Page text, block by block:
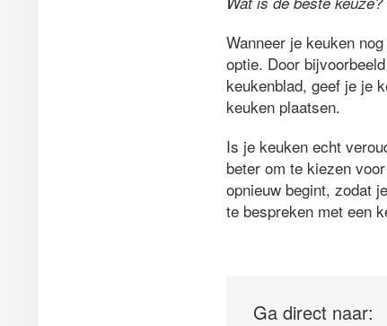
Wanneer je keuken
optie. Door
keukenblad, geef je je
keuken plaatsen.
Is je keuken echt
beter om te kiezen
opnieuw begint, zodat
te bespreken met een
Ga direct naar: